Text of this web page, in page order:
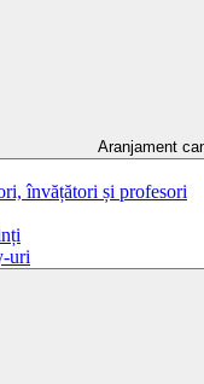
Aranjament
învățători și profesori
uri